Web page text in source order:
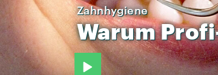
Zahnhygiene
Warum